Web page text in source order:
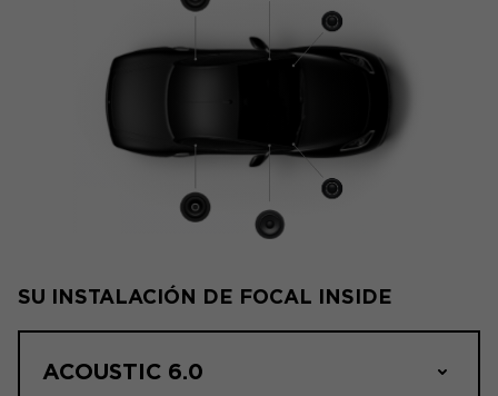
SU INSTALACIÓN DE FOCAL INSIDE
ACOUSTIC 6.0